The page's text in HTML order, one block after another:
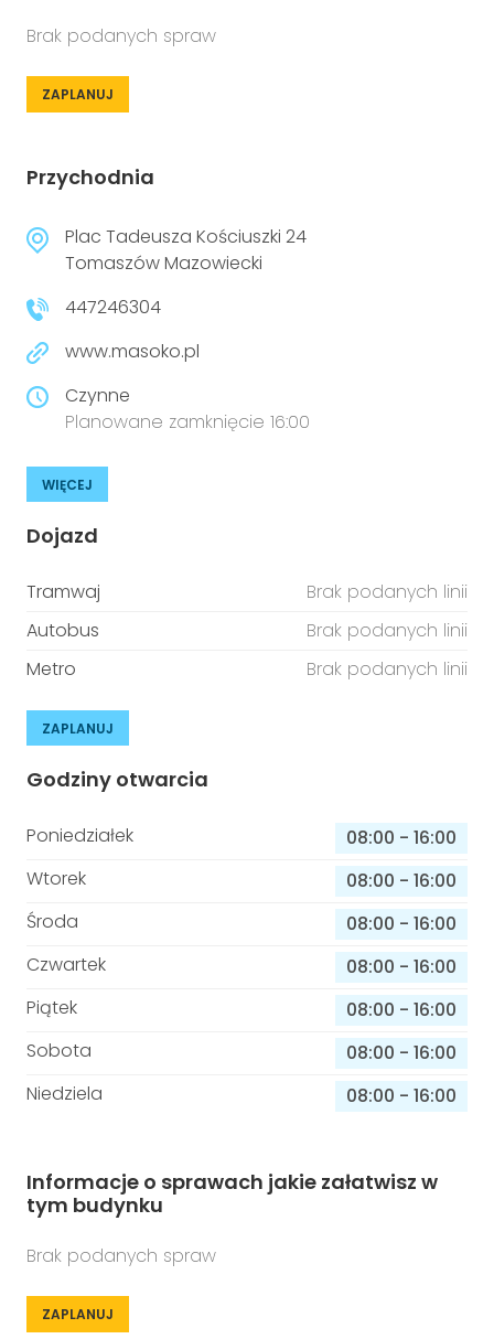
Brak podanych spraw
ZAPLANUJ
Przychodnia
Plac Tadeusza Kościuszki 24
Tomaszów Mazowiecki
447246304
www.masoko.pl
Czynne
Planowane zamknięcie 16:00
WIĘCEJ
Dojazd
Tramwaj
Brak podanych linii
Autobus
Brak podanych linii
Metro
Brak podanych linii
ZAPLANUJ
Godziny otwarcia
Poniedziałek 08:00 - 16:00
Wtorek
08:00 - 16:00
Środa
08:00 - 16:00
Czwartek
08:00 - 16:00
Piątek
08:00 - 16:00
Sobota
08:00 - 16:00
Niedziela
08:00 - 16:00
Informacje o sprawach jakie załatwisz w
tym budynku
Brak podanych spraw
ZAPLANUJ